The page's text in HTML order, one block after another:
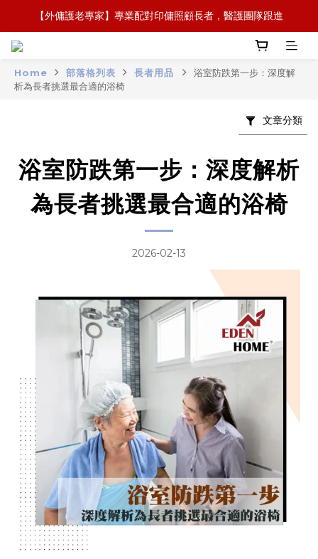
【全新概念】長者護理復康用品，可租可買，彈性選擇
【外傭護老專家】專業配對印傭照顧長者，醫護團隊跟進
【政府資助】善用社區照顧服務券，上門服務及租用產品
【全新概念】長者護理復康用品，可租可買，彈性選擇
Home 部落格列表 長者用品
浴室防跌第一步：深度解
析為長者挑選最合適的浴椅
文章分類
浴室防跌第一步：深度解析
為長者挑選最合適的浴椅
2026-02-13